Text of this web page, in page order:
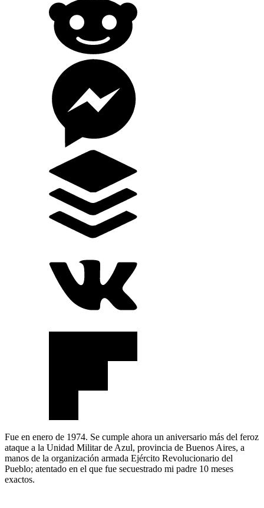
Fue en enero de 1974. Se cumple ahora un aniversario más del feroz
ataque a la Unidad Militar de Azul, provincia de Buenos Aires, a
manos de la organización armada Ejército Revolucionario del
Pueblo; atentado en el que fue secuestrado mi padre 10 meses
exactos.